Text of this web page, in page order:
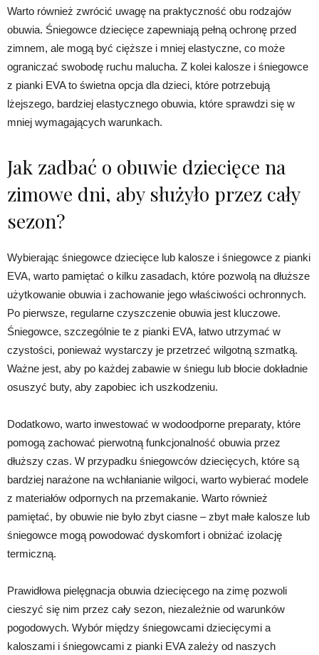
Warto również zwrócić uwagę na praktyczność obu rodzajów
obuwia. Śniegowce dziecięce zapewniają pełną ochronę przed
zimnem, ale mogą być cięższe i mniej elastyczne, co może
ograniczać swobodę ruchu malucha. Z kolei kalosze i śniegowce
z pianki EVA to świetna opcja dla dzieci, które potrzebują
lżejszego, bardziej elastycznego obuwia, które sprawdzi się w
mniej wymagających warunkach.
Jak zadbać o obuwie dziecięce na
zimowe dni, aby służyło przez cały
sezon?
Wybierając śniegowce dziecięce lub kalosze i śniegowce z pianki
EVA, warto pamiętać o kilku zasadach, które pozwolą na dłuższe
użytkowanie obuwia i zachowanie jego właściwości ochronnych.
Po pierwsze, regularne czyszczenie obuwia jest kluczowe.
Śniegowce, szczególnie te z pianki EVA, łatwo utrzymać w
czystości, ponieważ wystarczy je przetrzeć wilgotną szmatką.
Ważne jest, aby po każdej zabawie w śniegu lub błocie dokładnie
osuszyć buty, aby zapobiec ich uszkodzeniu.
Dodatkowo, warto inwestować w wodoodporne preparaty, które
pomogą zachować pierwotną funkcjonalność obuwia przez
dłuższy czas. W przypadku śniegowców dziecięcych, które są
bardziej narażone na wchłanianie wilgoci, warto wybierać modele
z materiałów odpornych na przemakanie. Warto również
pamiętać, by obuwie nie było zbyt ciasne – zbyt małe kalosze lub
śniegowce mogą powodować dyskomfort i obniżać izolację
termiczną.
Prawidłowa pielęgnacja obuwia dziecięcego na zimę pozwoli
cieszyć się nim przez cały sezon, niezależnie od warunków
pogodowych. Wybór między śniegowcami dziecięcymi a
kaloszami i śniegowcami z pianki EVA zależy od naszych